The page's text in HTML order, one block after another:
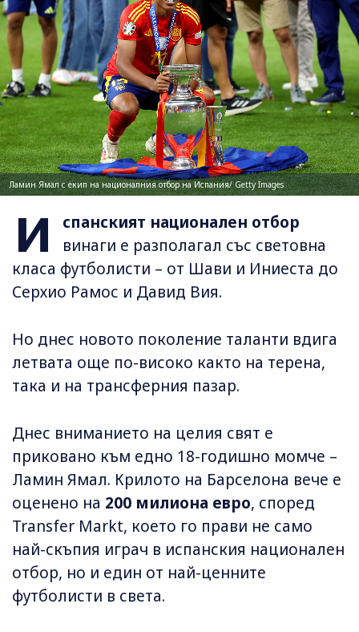
Ламин Ямал с екип на националния отбор на Испания/ Getty Images
И
спанският национален отбор
винаги е разполагал със световна
класа футболисти – от Шави и Иниеста до
Серхио Рамос и Давид Вия.
Но днес новото поколение таланти вдига
летвата още по-високо както на терена,
така и на трансферния пазар.
Днес вниманието на целия свят е
приковано към едно 18-годишно момче –
Ламин Ямал. Крилото на Барселона вече е
оценено на 200 милиона евро, според
Transfer Markt, което го прави не само
най-скъпия играч в испанския национален
отбор, но и един от най-ценните
футболисти в света.